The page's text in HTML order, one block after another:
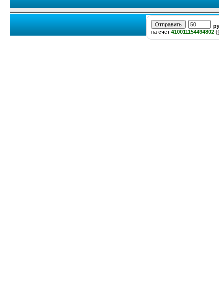
на счет 410011154494802 (